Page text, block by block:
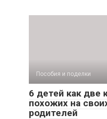
Пособия и поделки
6 детей как две
похожих на
родителей